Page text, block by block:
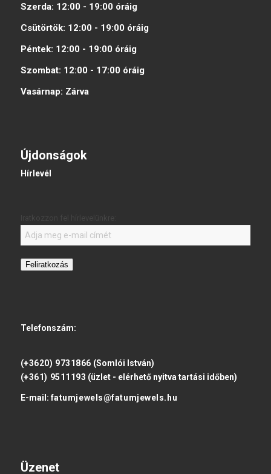
Szerda: 12:00 - 19:00 óráig
Csütörtök: 12:00 - 19:00 óráig
Péntek: 12:00 - 19:00 óráig
Szombat: 12:00 - 17:00 óráig
Vasárnap: Zárva
Újdonságok
Hírlevél
Feliratkozás
Telefonszám:
(+3620) 9731866 (Somlói István)
(+361) 9511193 (üzlet - elérhető nyitva tartási időben)
E-mail: fatumjewels@fatumjewels.hu
Üzenet